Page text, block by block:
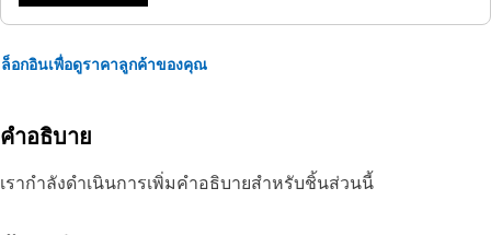
ล็อกอินเพื่อดูราคาลูกค้าของคุณ
คำอธิบาย
เรากำลังดำเนินการเพิ่มคำอธิบายสำหรับชิ้นส่วนนี้